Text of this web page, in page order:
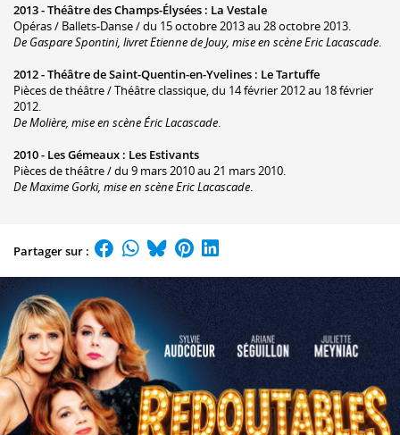
2013 -Théâtre des Champs-Élysées : La Vestale
Opéras / Ballets-Danse / du 15 octobre 2013 au 28 octobre 2013.
De Gaspare Spontini, livret Etienne de Jouy, mise en scène Eric Lacascade.
2012 -Théâtre de Saint-Quentin-en-Yvelines : Le Tartuffe
Pièces de théâtre / Théâtre classique, du 14 février 2012 au 18 février
2012.
De Molière, mise en scène Éric Lacascade.
2010 - Les Gémeaux : Les Estivants
Pièces de théâtre / du 9 mars 2010 au 21 mars 2010.
De Maxime Gorki, mise en scène Eric Lacascade.
Partager sur :